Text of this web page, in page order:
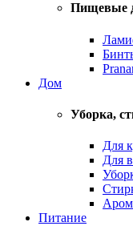
Пищевые
Дом
Уборка,
Для
Для
Питание